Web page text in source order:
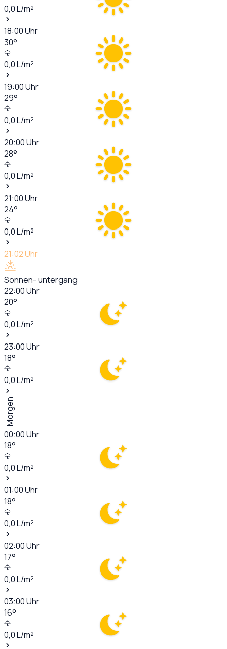
0,0L/m²
18:00Uhr
30°
0,0L/m²
19:00Uhr
29°
0,0L/m²
20:00Uhr
28°
0,0L/m²
21:00Uhr
24°
0,0L/m²
21:02Uhr
Sonnen- untergang
22:00Uhr
20°
0,0L/m²
23:00Uhr
18°
0,0L/m²
Morgen
00:00Uhr
18°
0,0L/m²
01:00Uhr
18°
0,0L/m²
02:00Uhr
17°
0,0L/m²
03:00Uhr
16°
0,0L/m²